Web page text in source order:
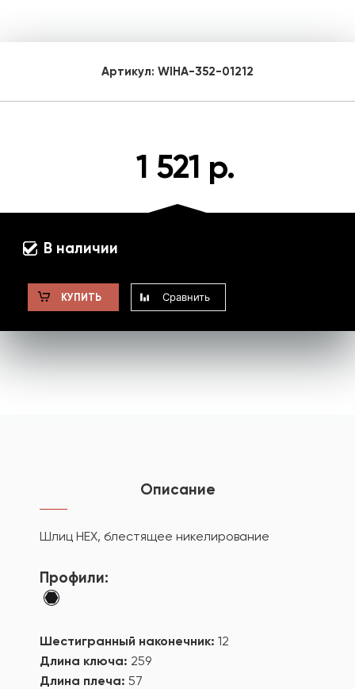
Артикул: WIHA-352-01212
1 521 р.
В наличии
КУПИТЬ Сравнить
Описание
Шлиц HEX, блестящее никелирование
Профили:
Шестигранный наконечник: 12
Длина ключа: 259
Длина плеча: 57